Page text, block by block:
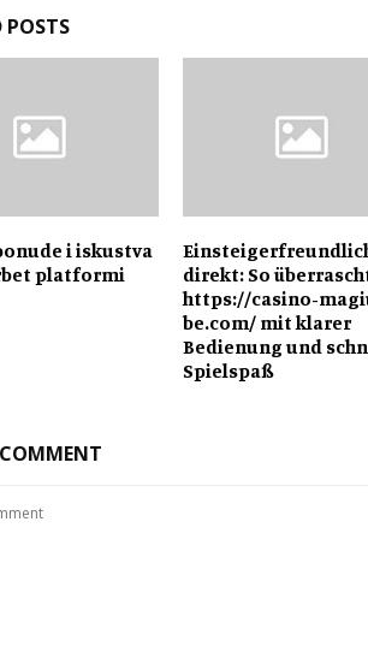
POSTS
i iskustva
platformi
direkt: So
https://casino-
be.com/ mit klarer
Bedienung und
Spielspaß